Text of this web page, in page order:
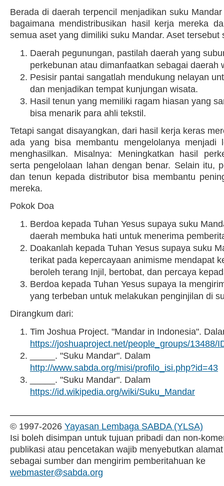
Berada di daerah terpencil menjadikan suku
bagaimana mendistribusikan hasil kerja mereka
semua aset yang dimiliki suku Mandar. Aset tersebut
Daerah pegunungan, pastilah daerah yang
perkebunan atau dimanfaatkan sebagai daerah
Pesisir pantai sangatlah mendukung nelayan
dan menjadikan tempat kunjungan wisata.
Hasil tenun yang memiliki ragam hiasan yang
bisa menarik para ahli tekstil.
Tetapi sangat disayangkan, dari hasil kerja keras
ada yang bisa membantu mengelolanya menjadi
menghasilkan. Misalnya: Meningkatkan hasil
serta pengelolaan lahan dengan benar. Selain itu,
dan tenun kepada distributor bisa membantu
mereka.
Pokok Doa
Berdoa kepada Tuhan Yesus supaya suku
daerah membuka hati untuk menerima
Doakanlah kepada Tuhan Yesus supaya suku
terikat pada kepercayaan animisme mendapat
beroleh terang Injil, bertobat, dan percaya
Berdoa kepada Tuhan Yesus supaya Ia
yang terbeban untuk melakukan penginjilan di
Dirangkum dari:
Tim Joshua Project. "Mandar in Indonesia".
https://joshuaproject.net/people_groups/13488/
_____. "Suku Mandar". Dalam
http://www.sabda.org/misi/profilo_isi.php?id=43
_____. "Suku Mandar". Dalam
https://id.wikipedia.org/wiki/Suku_Mandar
© 1997-2026 Yayasan Lembaga SABDA (YLSA)
Isi boleh disimpan untuk tujuan pribadi dan non-
publikasi atau pencetakan wajib menyebutkan
sebagai sumber dan mengirim pemberitahuan ke
webmaster@sabda.org